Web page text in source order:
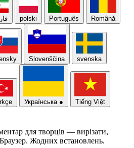
polski Português Română
Slovenščina svenska
Українська ● Tiếng Việt
для творців — вирізати,
Жодних встановлень.